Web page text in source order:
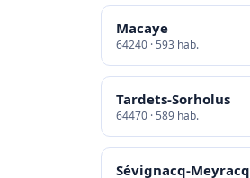
Macaye
64240 · 593 hab.
Tardets-Sorholus
64470 · 589 hab.
Sévignacq-Meyracq